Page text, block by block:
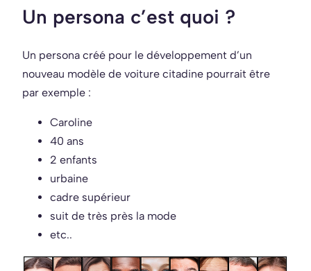
Un persona c’est quoi ?
Un persona créé pour le développement d’un
nouveau modèle de voiture citadine pourrait être
par exemple :
Caroline
40 ans
2 enfants
urbaine
cadre supérieur
suit de très près la mode
etc..